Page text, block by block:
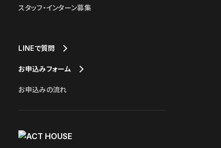
スタッフ・インターン募集
LINEで質問
お申込みフォーム
お申込みの流れ